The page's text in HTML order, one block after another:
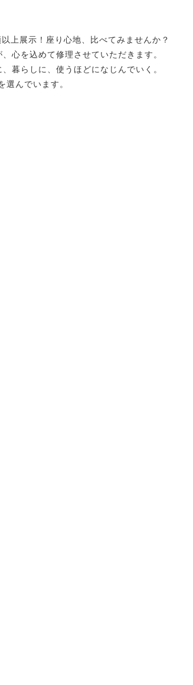
aiSTYLE 商品紹介 家具修理
上展示！座り心地、比べてみませんか？
心を込めて修理させていただきます。
暮らしに、使うほどになじんでいく。
んでいます。
。メールにてお問い…
を開催します！…
いからこそ得られる…
うがとしょうがトッ…
開催します！いつも当店をご愛顧いただき